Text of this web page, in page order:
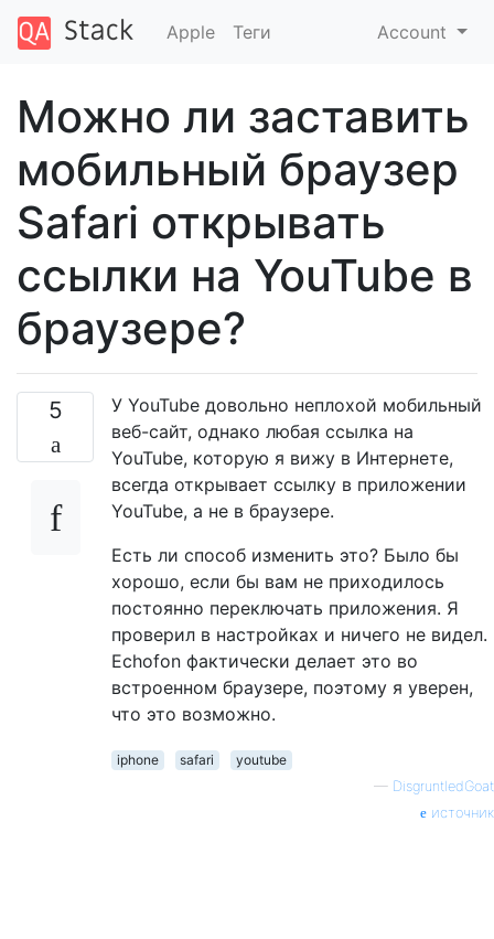
Apple Теги Account
Можно ли заставить
мобильный браузер
Safari открывать
ссылки на YouTube в
браузере?
5
У YouTube довольно неплохой мобильный
веб-сайт, однако любая ссылка на
YouTube, которую я вижу в Интернете,
всегда открывает ссылку в приложении
YouTube, а не в браузере.
Есть ли способ изменить это? Было бы
хорошо, если бы вам не приходилось
постоянно переключать приложения. Я
проверил в настройках и ничего не видел.
Echofon фактически делает это во
встроенном браузере, поэтому я уверен,
что это возможно.
iphone safari
youtube
— DisgruntledGoat
источник